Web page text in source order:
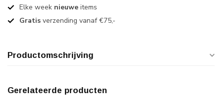
Elke week nieuwe items
Gratis verzending vanaf €75,-
Productomschrijving
Gerelateerde producten